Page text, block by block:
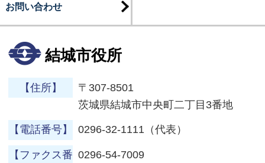
お問い合わせ
結城市役所
【住所】
〒307-8501
茨城県結城市中央町二丁目3番地
【電話番号】 0296-32-1111（代表）
【ファクス番 0296-54-7009